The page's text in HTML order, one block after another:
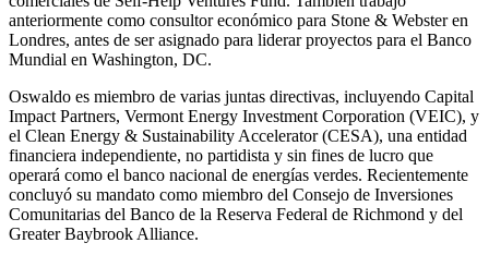
anteriormente como consultor económico para Stone & Webster en
Londres, antes de ser asignado para liderar proyectos para el Banco
Mundial en Washington, DC.
Oswaldo es miembro de varias juntas directivas, incluyendo Capital
Impact Partners, Vermont Energy Investment Corporation (VEIC), y
el Clean Energy & Sustainability Accelerator (CESA), una entidad
financiera independiente, no partidista y sin fines de lucro que
operará como el banco nacional de energías verdes. Recientemente
concluyó su mandato como miembro del Consejo de Inversiones
Comunitarias del Banco de la Reserva Federal de Richmond y del
Greater Baybrook Alliance.